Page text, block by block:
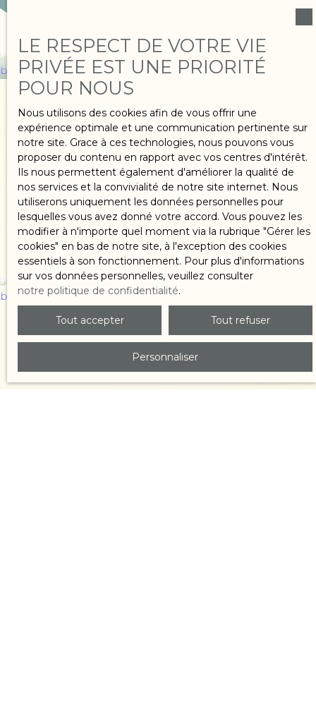
Acheter
un bien
LE RESPECT DE VOTRE VIE
PRIVÉE EST UNE PRIORITÉ
POUR NOUS
Nous utilisons des cookies afin de vous offrir une
expérience optimale et une communication pertinente sur
notre site. Grace à ces technologies, nous pouvons vous
proposer du contenu en rapport avec vos centres d'intérêt.
Ils nous permettent également d'améliorer la qualité de
nos services et la convivialité de notre site internet. Nous
utiliserons uniquement les données personnelles pour
lesquelles vous avez donné votre accord. Vous pouvez les
modifier à n'importe quel moment via la rubrique ″Gérer les
cookies″ en bas de notre site, à l'exception des cookies
essentiels à son fonctionnement. Pour plus d'informations
sur vos données personnelles, veuillez consulter
notre politique de confidentialité.
Tout accepter Tout refuser
Personnaliser